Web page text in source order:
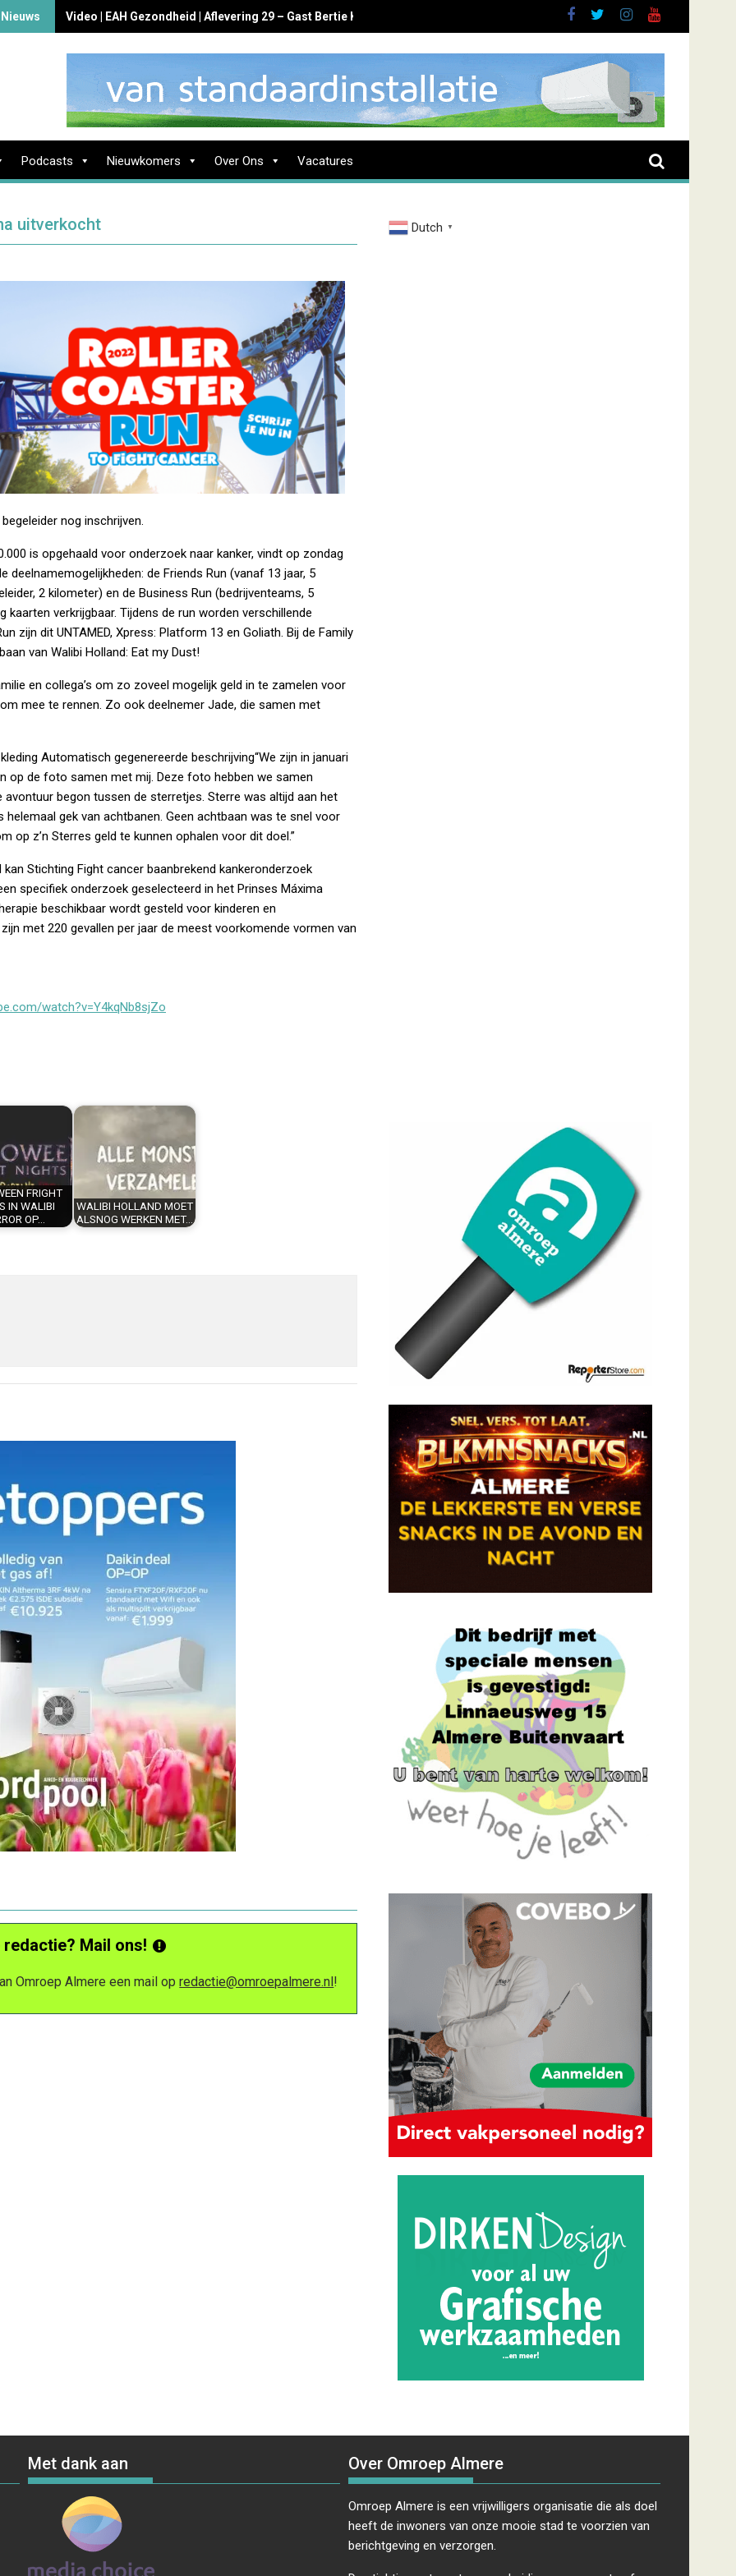
Video | EAH Gezondheid | Aflevering 29 – Gast Bertie Koussen
Podcasts Nieuwkomers Over Ons Vacatures
uitverkocht
nog inschrijven.
is opgehaald voor onderzoek naar kanker, vindt op zondag
deelnamemogelijkheden: de Friends Run (vanaf 13 jaar, 5
2 kilometer) en de Business Run (bedrijventeams, 5
verkrijgbaar. Tijdens de run worden verschillende
zijn dit UNTAMED, Xpress: Platform 13 en Goliath. Bij de Family
van Walibi Holland: Eat my Dust!
en collega’s om zo zoveel mogelijk geld in te zamelen voor
mee te rennen. Zo ook deelnemer Jade, die samen met
“We zijn in januari
op de foto samen met mij. Deze foto hebben we samen
begon tussen de sterretjes. Sterre was altijd aan het
gek van achtbanen. Geen achtbaan was te snel voor
op z’n Sterres geld te kunnen ophalen voor dit doel.”
Stichting Fight cancer baanbrekend kankeronderzoek
specifiek onderzoek geselecteerd in het Prinses Máxima
beschikbaar wordt gesteld voor kinderen en
met 220 gevallen per jaar de meest voorkomende vormen van
watch?v=Y4kqNb8sjZo
FRIGHT
IN WALIBI
OP…
WALIBI HOLLAND MOET
ALSNOG WERKEN MET…
Mail ons!
Omroep Almere een mail opredactie@omroepalmere.nl!
Dutch ▼
Met dank aan Over Omroep Almere
Omroep Almere is een vrijwilligers organisatie die als doel
heeft de inwoners van onze mooie stad te voorzien van
berichtgeving en verzorgen.